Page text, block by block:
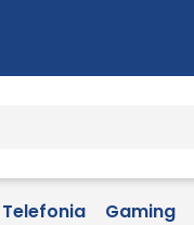
Telefonia Gaming